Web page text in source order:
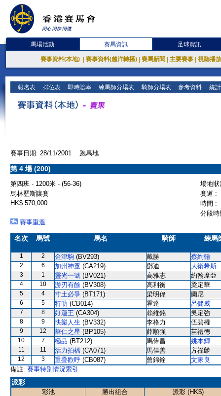
馬場活動 賽馬資訊 足球資訊
賽事資料(本地) 賽事資料(越洋轉播) 賽馬新聞 主要賽事 視聽播
報名表 排位表 即時賠率 練馬師分場表 騎師分場表 參考資料 統
賽事日期: 28/11/2001 跑馬地
第 4 場 (200)
第四班 - 1200米 - (56-36)
場地
烏林歷斯讓賽
賽道 :
HK$ 570,000
時間 :
分段
賽事重溫
名次 馬號 馬名 騎師 練馬
1 2 金津駒 (BV293) 戴勝 蔡約翰
2 6 加州神童 (CA219) 鄧迪 大衛希斯
3 1 靈光一號 (BV021) 高雅志 約翰摩亞
4 10 游刃有餘 (BV308) 高利衡 梁定華
5 4 寸土必爭 (BT171) 梁明偉 蘭尼
6 5 特叻 (CB014) 霍達 呂健威
7 8 好運王 (CA304) 賴維銘 吳定強
8 9 快樂人生 (BV332) 李格力 伍碧權
9 12 華仁之星 (BP105) 薛順強 苗禮德
10 7 極品 (BT212) 馬偉昌 姚本輝
11 11 活力拍檔 (CA071) 馬佳善 方祿麟
12 3 重疊歡呼 (CB087) 曾錦銓
文家良
備註: 賽事特別情況索引
派彩
彩池 勝出組合
派彩 (HK$)